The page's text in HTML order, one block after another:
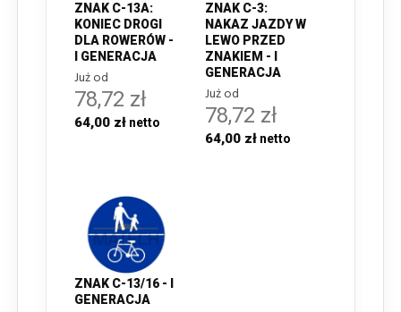
ZNAK C-13A:
KONIEC DROGI
DLA ROWERÓW -
I GENERACJA
Już od
78,72 zł
64,00 zł
ZNAK C-3:
NAKAZ JAZDY W
LEWO PRZED
ZNAKIEM - I
GENERACJA
Już od
78,72 zł
64,00 zł
ZNAK C-13/16 - I
GENERACJA